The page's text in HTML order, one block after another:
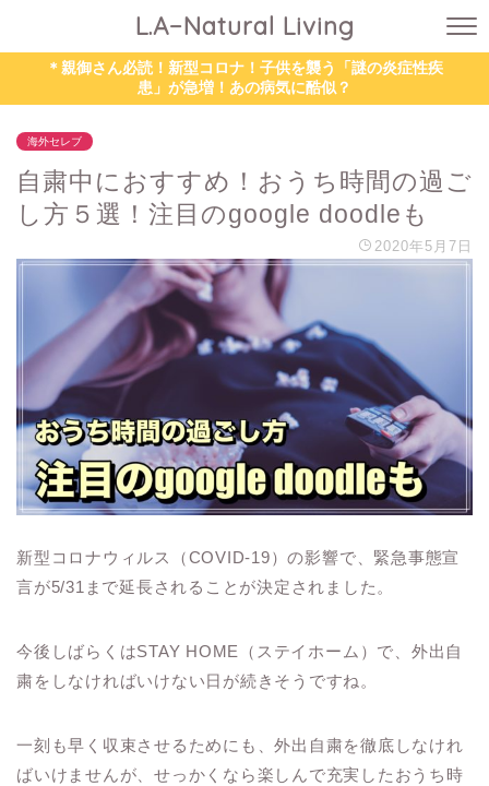
L.A−Natural Living
＊親御さん必読！新型コロナ！子供を襲う「謎の炎症性疾
患」が急増！あの病気に酷似？
海外セレブ
自粛中におすすめ！おうち時間の過ご
し方５選！注目のgoogle doodleも
2020年5月7日
新型コロナウィルス（COVID-19）の影響で、緊急事態宣
言が5/31 まで延長されることが決定されました。
今後しばらくはSTAY HOME（ステイホーム） で、外出自
粛をしなければいけない日が続きそうですね。
一刻も早く収束させるためにも、外出自粛を徹底しなけれ
ばいけませんが、せっかくなら楽しんで充実したおうち時